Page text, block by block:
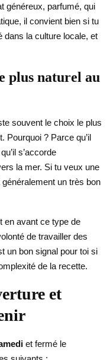
généreux, parfumé, qui
il convient bien si tu
dans la culture locale, et
plus naturel au
souvent le choix le plus
Pourquoi ? Parce qu’il
s’accorde
la mer. Si tu veux une
un très bon
en avant ce type de
de travailler des
un bon signal pour toi si
de la recette.
et
et fermé le